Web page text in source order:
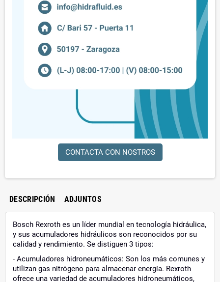
CONTACTA CON NOSTROS
DESCRIPCIÓN ADJUNTOS
Bosch Rexroth es un líder mundial en tecnología hidráulica,
y sus acumuladores hidráulicos son reconocidos por su
calidad y rendimiento. Se distiguen 3 tipos:
- Acumuladores hidroneumáticos: Son los más comunes y
utilizan gas nitrógeno para almacenar energía. Rexroth
ofrece una variedad de acumuladores hidroneumáticos,